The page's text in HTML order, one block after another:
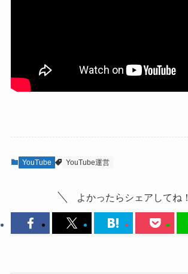
YouTube YouTube運営
よかったらシェアしてね！